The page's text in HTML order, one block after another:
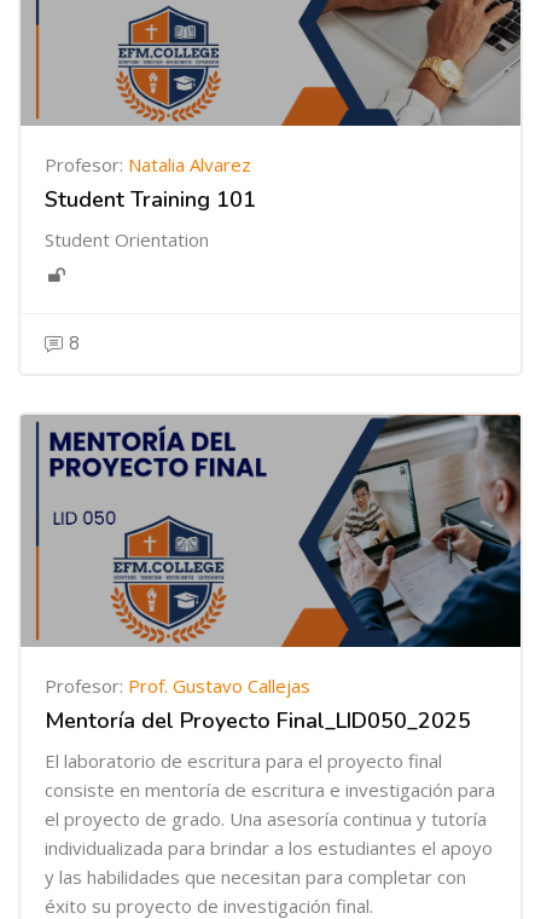
Profesor: Natalia Alvarez
Student Training 101
Student Orientation
8
Profesor: Prof. Gustavo Callejas
Mentoría del Proyecto Final_LID050_2025
El laboratorio de escritura para el proyecto final
consiste en mentoría de escritura e investigación para
el proyecto de grado. Una asesoría continua y tutoría
individualizada para brindar a los estudiantes el apoyo
y las habilidades que necesitan para completar con
éxito su proyecto de investigación final.